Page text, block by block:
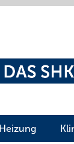
Heizung